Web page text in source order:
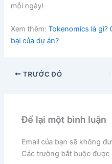
mỗi ngày!
Xem thêm:Tokenomics là gì?
bại của dự án?
TRƯỚC ĐÓ
Để lại một bình luận
Email của bạn sẽ không
Các trường bắt buộc được